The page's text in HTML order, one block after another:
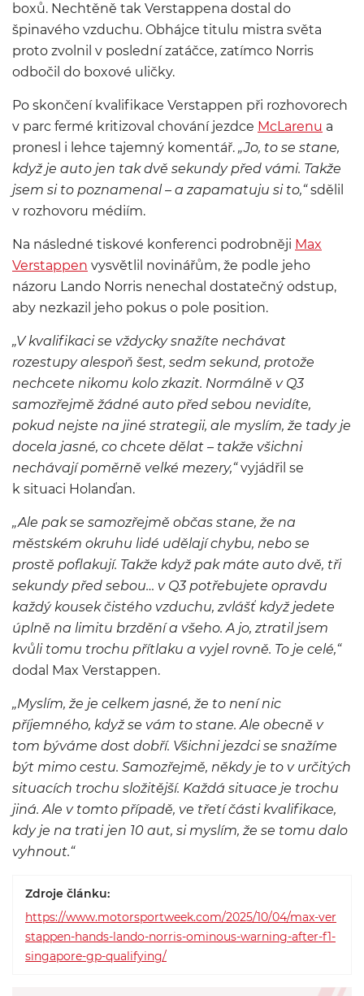
boxů. Nechtěně tak Verstappena dostal do
špinavého vzduchu. Obhájce titulu mistra světa
proto zvolnil v poslední zatáčce, zatímco Norris
odbočil do boxové uličky.
Po skončení kvalifikace Verstappen při rozhovorech
v parc fermé kritizoval chování jezdce McLarenu a
pronesl i lehce tajemný komentář. „Jo, to se stane,
když je auto jen tak dvě sekundy před vámi. Takže
jsem si to poznamenal – a zapamatuju si to,“sdělil
v rozhovoru médiím.
Na následné tiskové konferenci podrobněji Max
Verstappen vysvětlil novinářům, že podle jeho
názoru Lando Norris nenechal dostatečný odstup,
aby nezkazil jeho pokus o pole position.
„V kvalifikaci se vždycky snažíte nechávat
rozestupy alespoň šest, sedm sekund, protože
nechcete nikomu kolo zkazit. Normálně v Q3
samozřejmě žádné auto před sebou nevidíte,
pokud nejste na jiné strategii, ale myslím, že tady je
docela jasné, co chcete dělat – takže všichni
nechávají poměrně velké mezery,“vyjádřil se
k situaci Holanďan.
„Ale pak se samozřejmě občas stane, že na
městském okruhu lidé udělají chybu, nebo se
prostě poflakují. Takže když pak máte auto dvě, tři
sekundy před sebou… v Q3 potřebujete opravdu
každý kousek čistého vzduchu, zvlášť když jedete
úplně na limitu brzdění a všeho. A jo, ztratil jsem
kvůli tomu trochu přítlaku a vyjel rovně. To je celé,“
dodal Max Verstappen.
„Myslím, že je celkem jasné, že to není nic
příjemného, když se vám to stane. Ale obecně v
tom býváme dost dobří. Všichni jezdci se snažíme
být mimo cestu. Samozřejmě, někdy je to v určitých
situacích trochu složitější. Každá situace je trochu
jiná. Ale v tomto případě, ve třetí části kvalifikace,
kdy je na trati jen 10 aut, si myslím, že se tomu dalo
vyhnout.“
Zdroje článku:
https://www.motorsportweek.com/2025/10/04/max-ver
stappen-hands-lando-norris-ominous-warning-after-f1-
singapore-gp-qualifying/